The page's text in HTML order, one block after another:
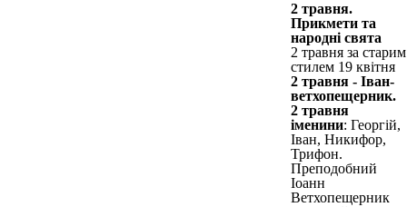
2 травня.
Прикмети та
народні свята
2 травня за старим
стилем 19 квітня
2 травня - Іван-
ветхопещерник.
2 травня
іменини: Георгій,
Іван, Никифор,
Трифон.
Преподобний
Іоанн
Ветхопещерник